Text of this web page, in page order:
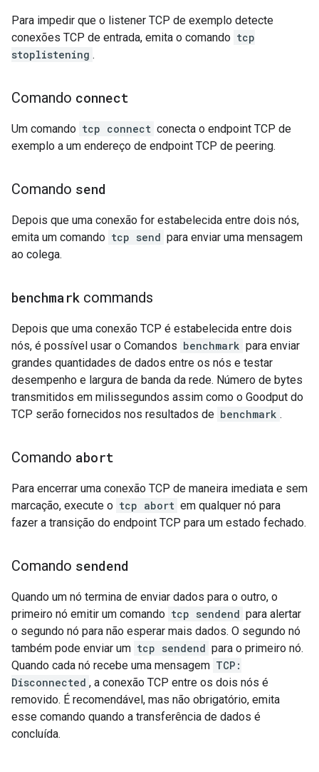
Para impedir que o listener TCP de exemplo detecte
conexões TCP de entrada, emita o comando tcp
stoplistening .
Comando connect
Um comando tcp connect conecta o endpoint TCP de
exemplo a um endereço de endpoint TCP de peering.
Comando send
Depois que uma conexão for estabelecida entre dois nós,
emita um comando tcp send para enviar uma mensagem
ao colega.
benchmark commands
Depois que uma conexão TCP é estabelecida entre dois
nós, é possível usar o Comandos benchmark para enviar
grandes quantidades de dados entre os nós e testar
desempenho e largura de banda da rede. Número de bytes
transmitidos em milissegundos assim como o Goodput do
TCP serão fornecidos nos resultados de benchmark .
Comando abort
Para encerrar uma conexão TCP de maneira imediata e sem
marcação, execute o tcp abort em qualquer nó para
fazer a transição do endpoint TCP para um estado fechado.
Comando sendend
Quando um nó termina de enviar dados para o outro, o
primeiro nó emitir um comando tcp sendend para alertar
o segundo nó para não esperar mais dados. O segundo nó
também pode enviar um tcp sendend para o primeiro nó.
Quando cada nó recebe uma mensagem TCP:
Disconnected , a conexão TCP entre os dois nós é
removido. É recomendável, mas não obrigatório, emita
esse comando quando a transferência de dados é
concluída.